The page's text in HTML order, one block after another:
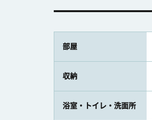
部屋
収納
浴室・トイレ・洗面所